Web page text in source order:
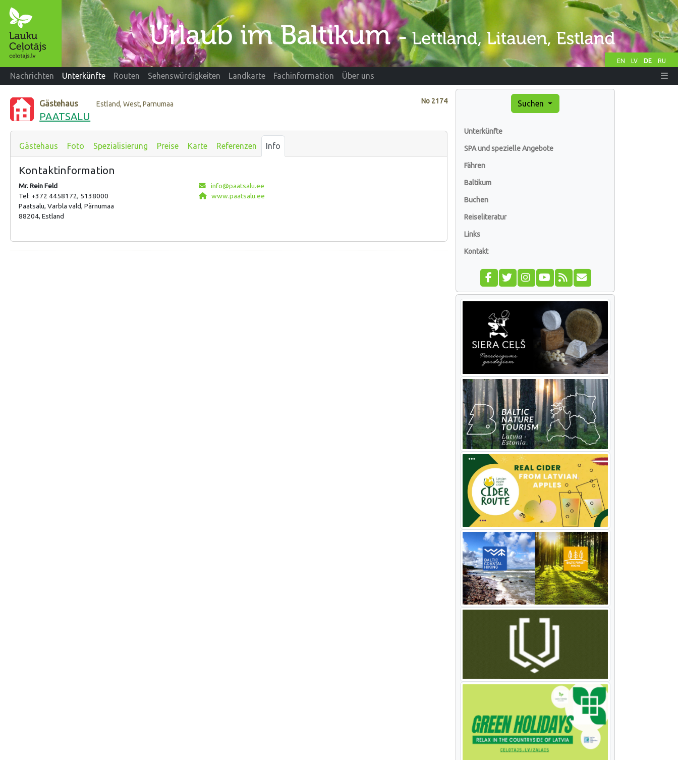
EN LV DE RU
Nachrichten Unterkünfte Routen Sehenswürdigkeiten Landkarte Fachinformation Über uns
No 2174
Gästehaus Estland, West, Parnumaa
PAATSALU
Gästehaus Foto Spezialisierung Preise Karte Referenzen Info
Kontaktinformation
Mr. Rein Feld
Tel: +372 4458172, 5138000
Paatsalu, Varbla vald, Pärnumaa
88204, Estland
info@paatsalu.ee
www.paatsalu.ee
Suchen
Unterkünfte
SPA und spezielle Angebote
Fähren
Baltikum
Buchen
Reiseliteratur
Links
Kontakt